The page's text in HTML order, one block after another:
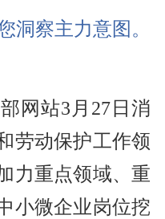
洞察主力意图。
网站3月27日消
劳动保护工作领
力重点领域、重
小微企业岗位挖